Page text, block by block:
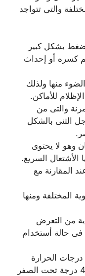
والتى تتواجد
بشكل كبير
كسره أو إحداث
منها ولذلك
للأماكن.
والتى من
الثنى بالشكل
وهو لا يحتوى
الأشتعال السريع.
المقارنة مع
المختلفة ومنها
من التعرض
حالة أستخدام
الحرارة
المختلفة والتى تتراوح بين 40 درجة تحت الصفر